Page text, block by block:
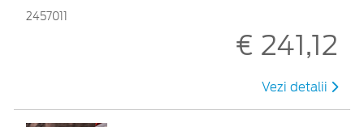
2457011
€ 241,12
Vezi detalii